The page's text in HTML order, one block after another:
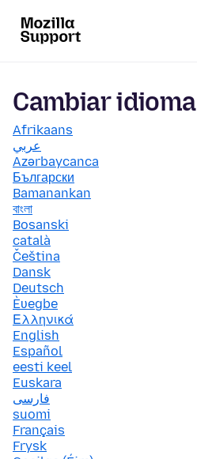
Cambiar idioma
Afrikaans
عربي
Azərbaycanca
Български
Bamanankan
বাংলা
Bosanski
català
Čeština
Dansk
Deutsch
Èʋegbe
Ελληνικά
English
Español
eesti keel
Euskara
فارسی
suomi
Français
Frysk